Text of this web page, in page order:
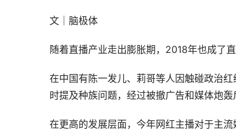
文｜脑极体
随着直播产业走出膨胀期，2018年也成了
在中国有陈一发儿、莉哥等人因触碰政治
时提及种族问题，经过被撤广告和媒体炮轰
在更高的发展层面，今年网红主播对于主